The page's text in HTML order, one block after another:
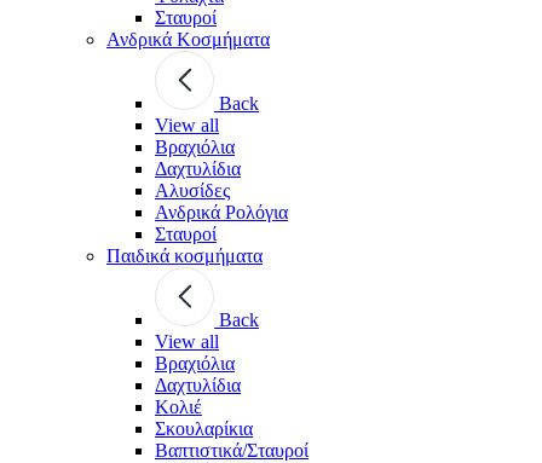
Σταυροί
Ανδρικά Κοσμήματα
Back
View all
Βραχιόλια
Δαχτυλίδια
Αλυσίδες
Ανδρικά Ρολόγια
Σταυροί
Παιδικά κοσμήματα
Back
View all
Βραχιόλια
Δαχτυλίδια
Κολιέ
Σκουλαρίκια
Βαπτιστικά/Σταυροί